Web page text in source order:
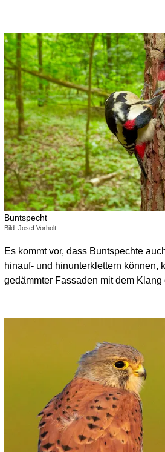
Buntspecht
Bild: Josef Vorholt
Es kommt vor, dass Buntspechte
hinauf- und hinunterklettern
gedämmter Fassaden mit dem